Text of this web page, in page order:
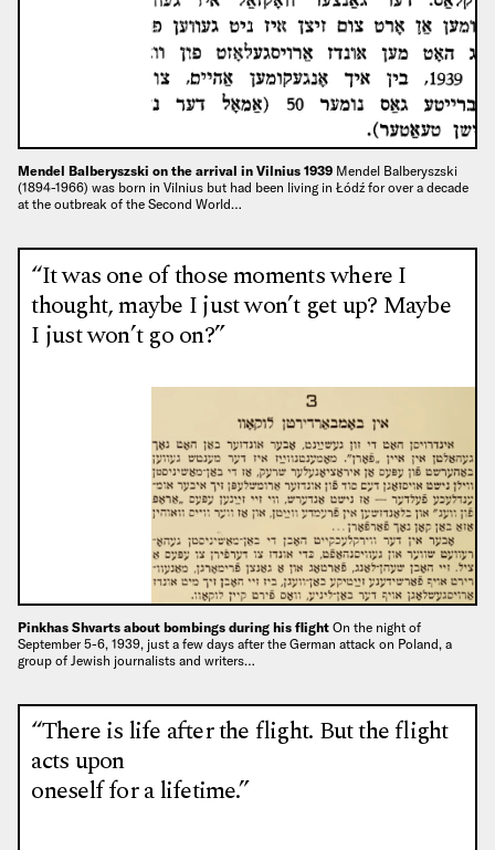
Mendel Balberyszski on the arrival in Vilnius 1939 Mendel Balberyszski
(1894-1966) was born in Vilnius but had been living in Łódź for over a decade
at the outbreak of the Second World…
“It was one of those moments where I
thought, maybe I just won’t get up? Maybe
I just won’t go on?”
Pinkhas Shvarts about bombings during his flight On the night of
September 5-6, 1939, just a few days after the German attack on Poland, a
group of Jewish journalists and writers…
“There is life after the flight. But the flight
acts upon
oneself for a lifetime.”